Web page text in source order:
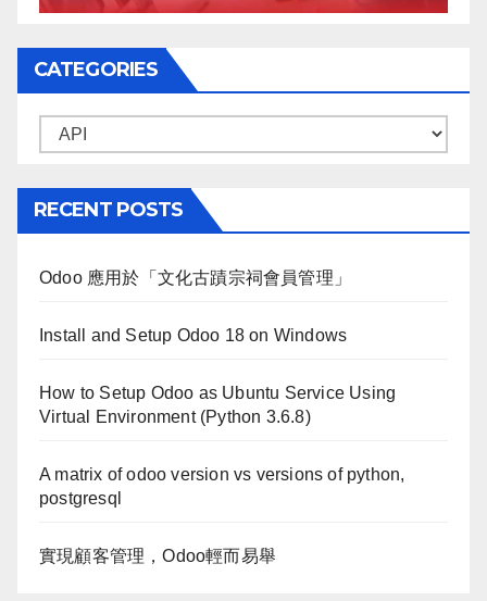
CATEGORIES
Categories
RECENT POSTS
Odoo 應用於「文化古蹟宗祠會員管理」
Install and Setup Odoo 18 on Windows
How to Setup Odoo as Ubuntu Service Using
Virtual Environment (Python 3.6.8)
A matrix of odoo version vs versions of python,
postgresql
實現顧客管理，Odoo輕而易舉